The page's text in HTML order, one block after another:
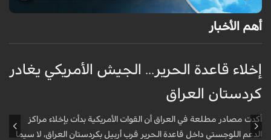
أهم الأخبار
إخلاء قاعدة الحرير... الجيش الأمريكي يغادر
كردستان العراق
أكدت مصادر مطلعة في العراق أن القوات الأمريكية بدأت بإخلاء مراكز
الدعم اللوجستي داخل قاعدة الحرير قرب أربيل بكردستان العراق، لا سيما